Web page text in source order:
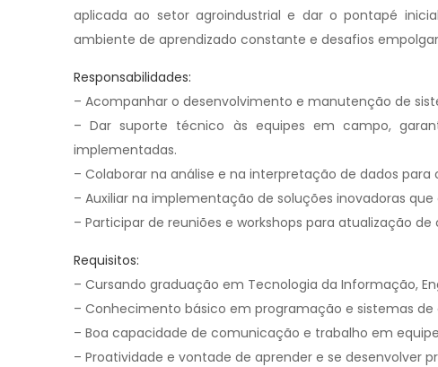
aplicada ao setor agroindustrial e dar o pontapé
ambiente de aprendizado constante e desafios
Responsabilidades:
– Acompanhar o desenvolvimento e manutenção de
– Dar suporte técnico às equipes em campo,
implementadas.
– Colaborar na análise e na interpretação de dados para
– Auxiliar na implementação de soluções inovadoras
– Participar de reuniões e workshops para atualização
Requisitos:
– Cursando graduação em Tecnologia da Informação,
– Conhecimento básico em programação e sistemas
– Boa capacidade de comunicação e trabalho em
– Proatividade e vontade de aprender e se desenvolver